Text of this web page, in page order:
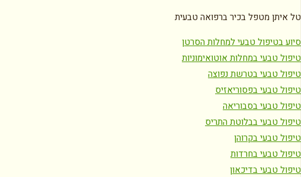
טל איתן מטפל בכיר ברפואה טבעית
סיוע בטיפול טבעי למחלות הסרטן
טיפול טבעי במחלות אוטואימוניות
טיפול טבעי בטרשת נפוצה
טיפול טבעי בפסוריאזיס
טיפול טבעי בסבוריאה
טיפול טבעי בבלוטת התריס
טיפול טבעי בקרוהן
טיפול טבעי בחרדות
טיפול טבעי בדיכאון